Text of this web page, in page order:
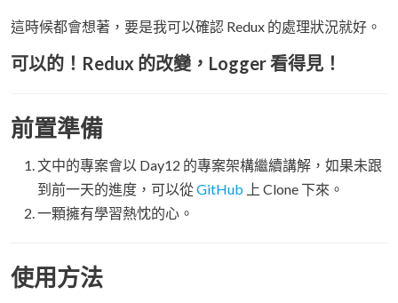
這時候都會想著，要是我可以確認 Redux 的處理狀況就好。
可以的！Redux 的改變，Logger 看得見！
前置準備
文中的專案會以 Day12 的專案架構繼續講解，如果未跟
到前一天的進度，可以從GitHub 上 Clone 下來。
一顆擁有學習熱忱的心。
使用方法